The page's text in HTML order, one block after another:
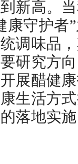
新高。
康守护者
调味品
研究方
展醋健
生活方
落地实